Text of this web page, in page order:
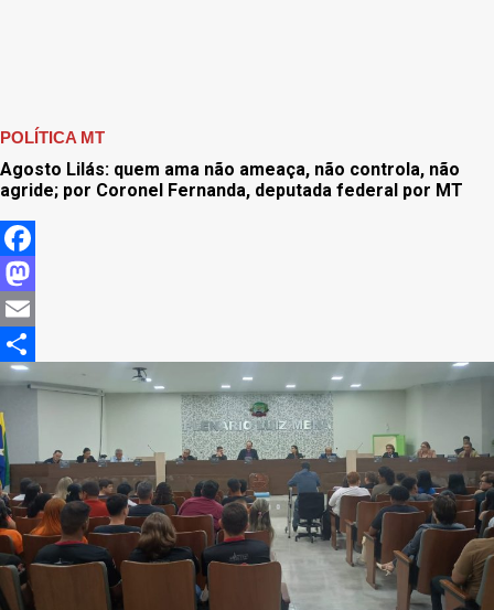
POLÍTICA MT
Agosto Lilás: quem ama não ameaça, não controla, não
agride; por Coronel Fernanda, deputada federal por MT
Facebook
Mastodon
Email
Share